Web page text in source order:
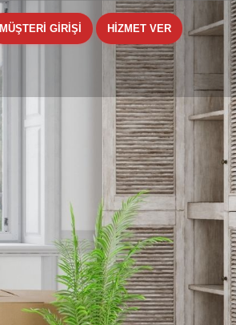
MÜŞTERİ GİRİŞİ HİZMET VER